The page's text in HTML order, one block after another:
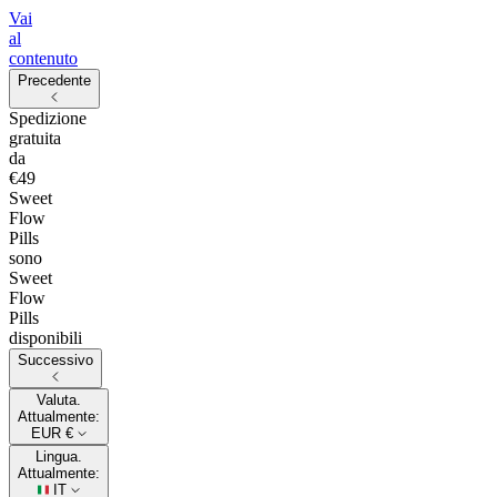
Vai
al
contenuto
Precedente
Spedizione
gratuita
da
€49
Sweet
Flow
Pills
sono
Sweet
Flow
Pills
disponibili
Successivo
Valuta.
Attualmente:
EUR €
Lingua.
Attualmente:
IT